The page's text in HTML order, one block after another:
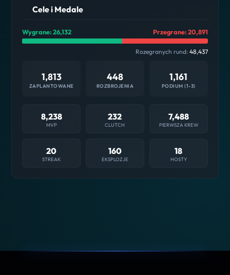
Cele i Medale
Wygrane: 26,132 Przegrane: 20,891
Rozegranych rund: 48,437
1,813
ZAPLANTOWANE
448
ROZBROJENIA
1,161
PODIUM (1-3)
8,238
MVP
232
CLUTCH
7,488
PIERWSZA KREW
20
STREAK
160
EKSPLOZJE
18
HOSTY